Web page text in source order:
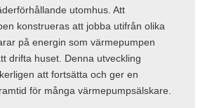
utomhus. Att
konstrueras att jobba utifrån olika
på energin som värmepumpen
drifta huset. Denna utveckling
att fortsätta och ger en
för många värmepumpsälskare.